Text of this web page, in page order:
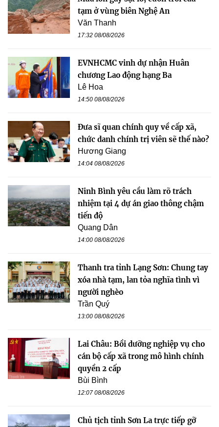
tạm ở vùng biên Nghệ An
Văn Thanh
17:32 08/08/2026
EVNHCMC vinh dự nhận Huân
chương Lao động hạng Ba
Lê Hoa
14:50 08/08/2026
Đưa sĩ quan chính quy về cấp xã,
chức danh chính trị viên sẽ thế nào?
Hương Giang
14:04 08/08/2026
Ninh Bình yêu cầu làm rõ trách
nhiệm tại 4 dự án giao thông chậm
tiến độ
Quang Dân
14:00 08/08/2026
Thanh tra tỉnh Lạng Sơn: Chung tay
xóa nhà tạm, lan tỏa nghĩa tình vì
người nghèo
Trần Quý
13:00 08/08/2026
Lai Châu: Bồi dưỡng nghiệp vụ cho
cán bộ cấp xã trong mô hình chính
quyền 2 cấp
Bùi Bình
12:07 08/08/2026
Chủ tịch tỉnh Sơn La trực tiếp gỡ